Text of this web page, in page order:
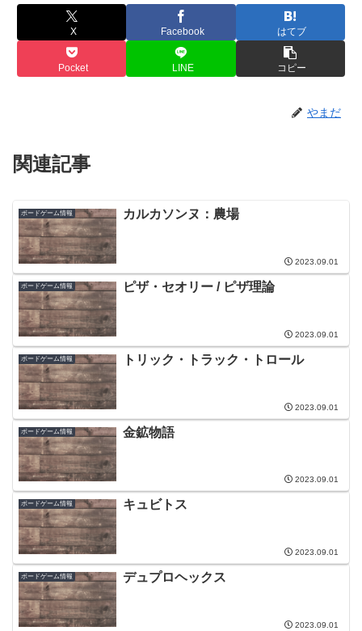
X Facebook はてブ
Pocket LINE コピー
やまだ
関連記事
ボードゲーム情報 カルカソンヌ：農場
2023.09.01
ボードゲーム情報 ピザ・セオリー / ピザ理論
2023.09.01
ボードゲーム情報 トリック・トラック・トロール
2023.09.01
ボードゲーム情報 金鉱物語
2023.09.01
ボードゲーム情報 キュビトス
2023.09.01
ボードゲーム情報 デュプロヘックス
2023.09.01